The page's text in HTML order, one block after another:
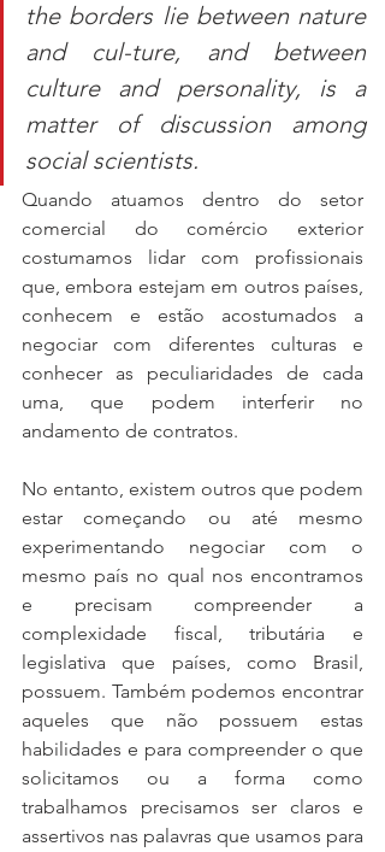
the borders lie between nature
and cul-ture, and between
culture and personality, is a
matter of discussion among
social scientists.
Quando atuamos dentro do setor
comercial do comércio exterior
costumamos lidar com profissionais
que, embora estejam em outros países,
conhecem e estão acostumados a
negociar com diferentes culturas e
conhecer as peculiaridades de cada
uma, que podem interferir no
andamento de contratos.
No entanto, existem outros que podem
estar começando ou até mesmo
experimentando negociar com o
mesmo país no qual nos encontramos
e precisam compreender a
complexidade fiscal, tributária e
legislativa que países, como Brasil,
possuem. Também podemos encontrar
aqueles que não possuem estas
habilidades e para compreender o que
solicitamos ou a forma como
trabalhamos precisamos ser claros e
assertivos nas palavras que usamos para